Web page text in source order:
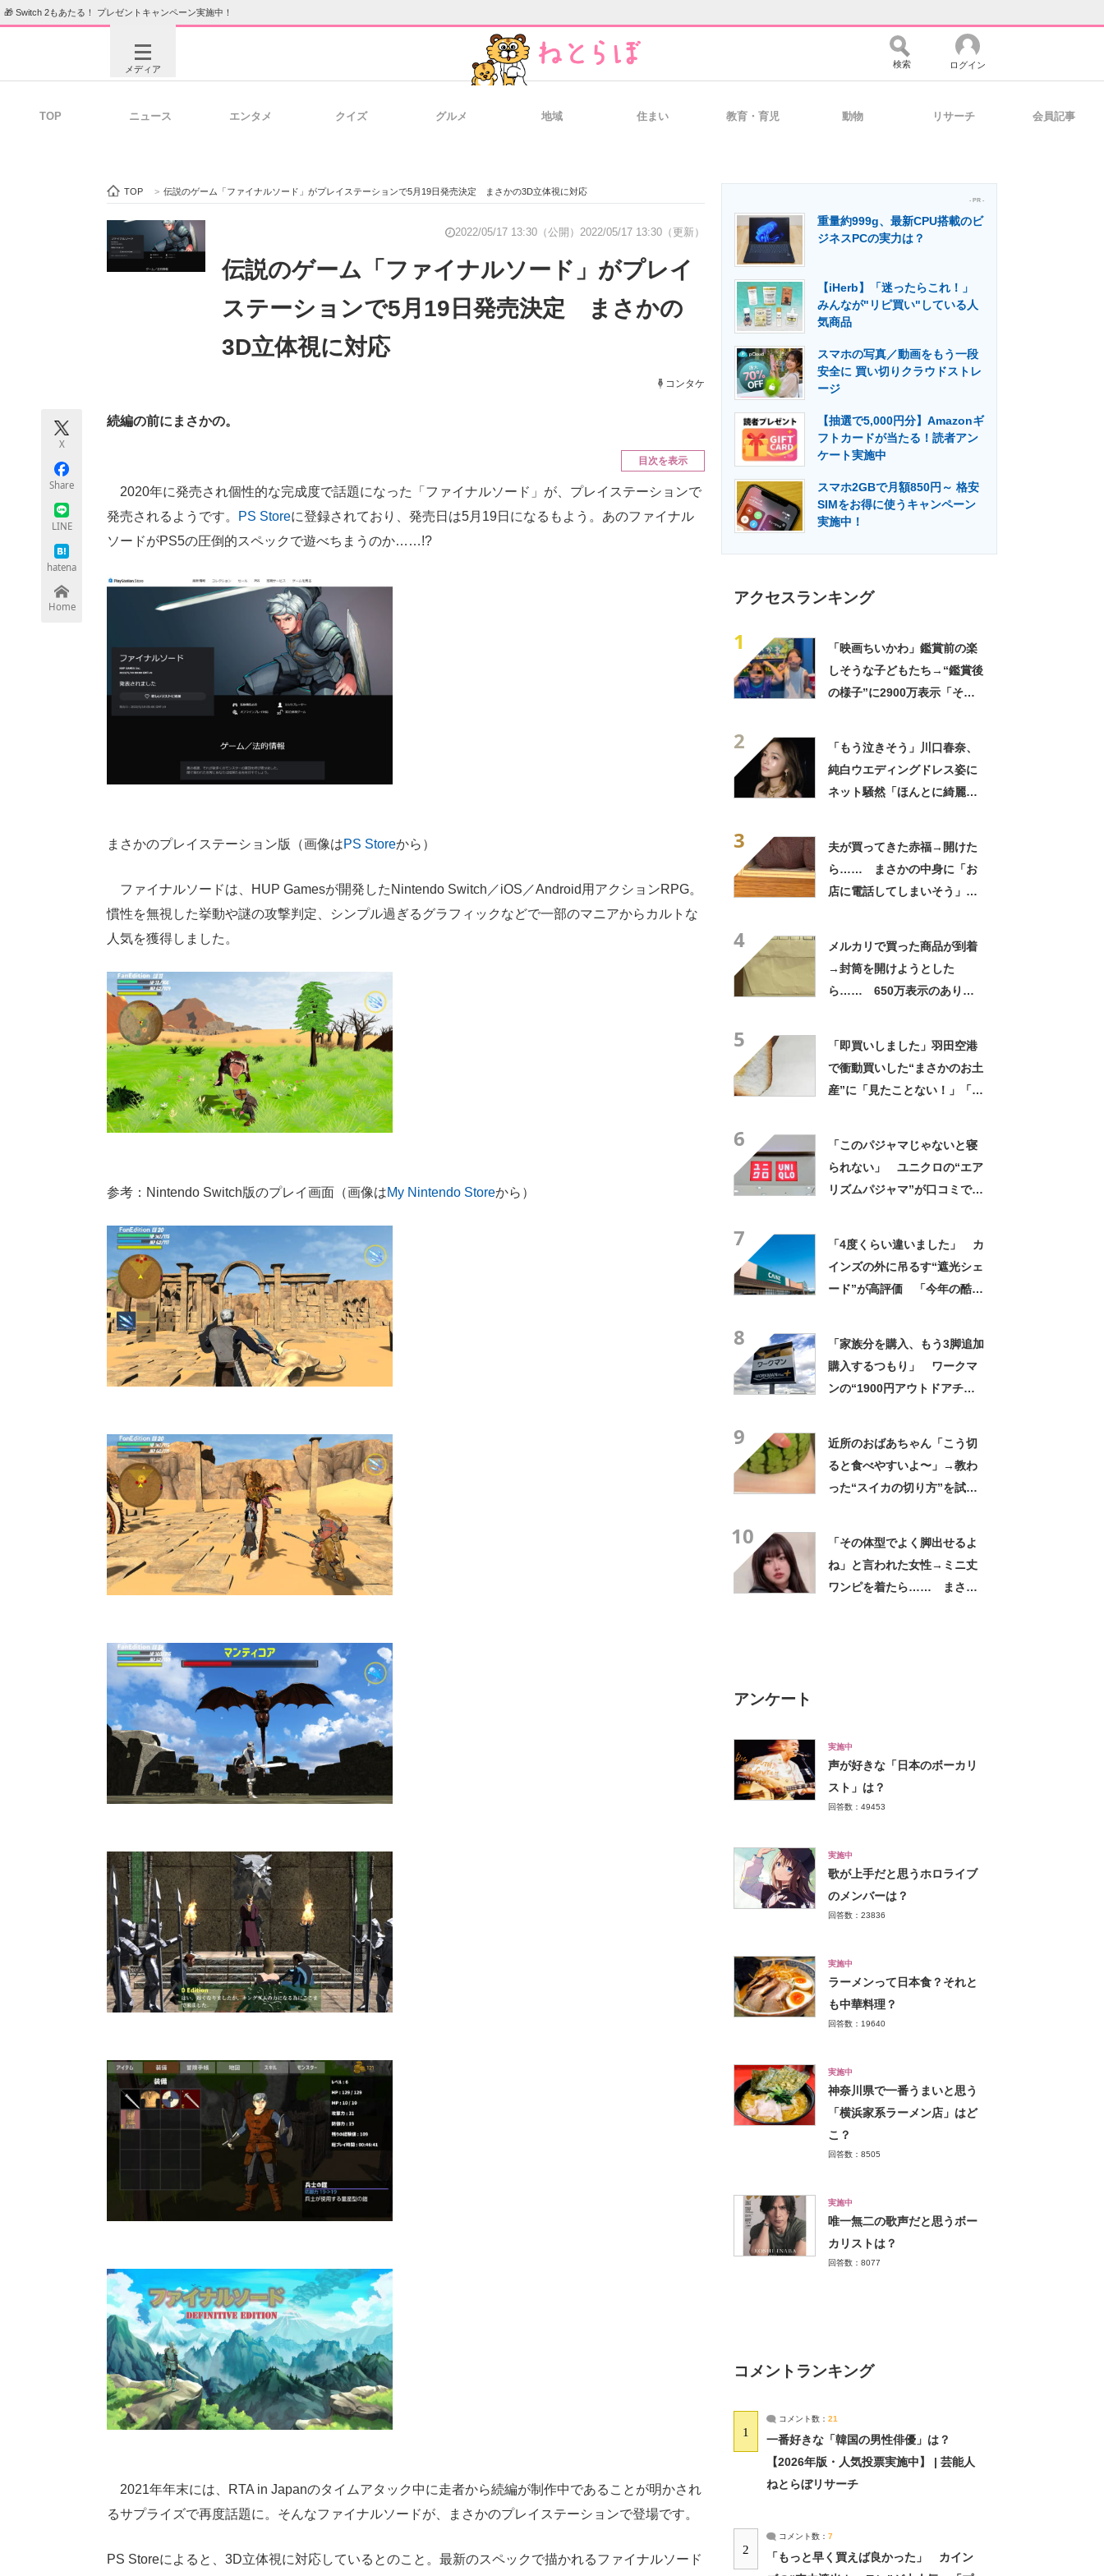
🎁 Switch 2もあたる！ プレゼントキャンペーン実施中！
メディア
ビジネスと働き方のヒント 経営リーダーのコミュニティ マーケ×ITの今がよく分かる
ITエンジニア向け専門サイト 企業向けIT製品の総合サイト IT製品の技術・比較・事例 製造業のIT導入・活用を支援
エネルギーの専門メディア 建設×テクノロジーの最前線
検索 ログイン
TOP ニュース エンタメ クイズ グルメ 地域 住まい 教育・育児 動物 リサーチ 会員記事
TOP > 伝説のゲーム「ファイナルソード」がプレイステーションで5月19日発売決定 まさかの3D立体視に対応
2022/05/17 13:30（公開） 2022/05/17 13:30（更新）
伝説のゲーム「ファイナルソード」がプレイ
ステーションで5月19日発売決定 まさかの
3D立体視に対応
コンタケ
X
Share
LINE
hatena
Home
続編の前にまさかの。
目次を表示
2020年に発売され個性的な完成度で話題になった「ファイナルソード」が、プレイステーションで
発売されるようです。
PS Storeに登録されており、発売日は5月19日になるもよう。あのファイナル
ソードがPS5の圧倒的スペックで遊べちまうのか……!?
まさかのプレイステーション版（画像はPS Storeから）
ファイナルソードは、HUP Gamesが開発したNintendo Switch／iOS／Android用アクションRPG。
慣性を無視した挙動や謎の攻撃判定、シンプル過ぎるグラフィックなどで一部のマニアからカルトな
人気を獲得しました。
参考：Nintendo Switch版のプレイ画面（画像はMy Nintendo Storeから）
2021年年末には、RTA in Japanのタイムアタック中に走者から続編が制作中であることが明かされ
るサプライズで再度話題に。そんなファイナルソードが、まさかのプレイステーションで登場です。
PS Storeによると、3D立体視に対応しているとのこと。最新のスペックで描かれるファイナルソード
- PR -
重量約999g、最新CPU搭載のビ
ジネスPCの実力は？
【iHerb】「迷ったらこれ！」
みんなが"リピ買い"している人
気商品
スマホの写真／動画をもう一段
安全に 買い切りクラウドストレ
ージ
【抽選で5,000円分】Amazonギ
フトカードが当たる！読者アン
ケート実施中
スマホ2GBで月額850円～ 格安
SIMをお得に使うキャンペーン
実施中！
アクセスランキング
1
「映画ちいかわ」鑑賞前の楽
しそうな子どもたち→“鑑賞後
の様子”に2900万表示「そう
2
「もう泣きそう」川口春奈、
純白ウエディングドレス姿に
ネット騒然「ほんとに綺麗」
3
夫が買ってきた赤福→開けた
ら…… まさかの中身に「お
店に電話してしまいそう」
4
メルカリで買った商品が到着
→封筒を開けようとした
ら…… 650万表示のありえ
5
「即買いしました」羽田空港
で衝動買いした“まさかのお土
産”に「見たことない！」「み
6
「このパジャマじゃないと寝
られない」 ユニクロの“エア
リズムパジャマ”が口コミで好
7
「4度くらい違いました」 カ
インズの外に吊るす“遮光シェ
ード”が高評価 「今年の酷暑
8
「家族分を購入、もう3脚追加
購入するつもり」 ワークマ
ンの“1900円アウトドアチェ
9
近所のおばあちゃん「こう切
ると食べやすいよ〜」→教わ
った“スイカの切り方”を試し
10
「その体型でよく脚出せるよ
ね」と言われた女性→ミニ丈
ワンピを着たら…… まさか
アンケート
実施中
声が好きな「日本のボーカリ
スト」は？
回答数：49453
実施中
歌が上手だと思うホロライブ
のメンバーは？
回答数：23836
実施中
ラーメンって日本食？それと
も中華料理？
回答数：19640
実施中
神奈川県で一番うまいと思う
「横浜家系ラーメン店」はど
こ？
回答数：8505
実施中
唯一無二の歌声だと思うボー
カリストは？
回答数：8077
コメントランキング
1
コメント数： 21
一番好きな「韓国の男性俳優」は？
【2026年版・人気投票実施中】 | 芸能人
ねとらぼリサーチ
2
コメント数： 7
「もっと早く買えば良かった」 カイン